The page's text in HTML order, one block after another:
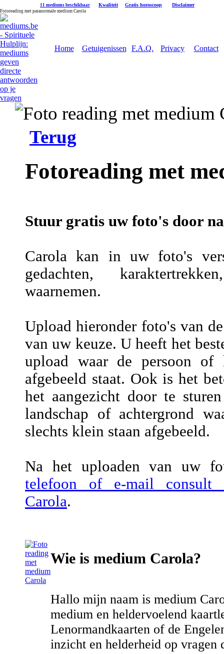
11 mediums beschikbaar Kwaliteit Gratis horoscoop Disclaimer
Fotoreading met paranormale medium Carola
Home Getuigenissen F.A.Q. Privacy Contact
Terug
Fotoreading met
Stuur gratis uw foto's door
Carola kan in uw foto's
gedachten,
waarnemen.
Upload hieronder foto's van
van uw keuze. U heeft het
upload waar de persoon of
afgebeeld staat. Ook is het
het aangezicht door te
landschap of achtergrond
slechts klein staan afgebeeld.
Na het uploaden van uw
telefoon of e-mail consult
Carola.
Wie is medium Carola?
Hallo mijn naam is medium
medium en heldervoelend
Lenormandkaarten of de
inzicht en helderheid op vragen